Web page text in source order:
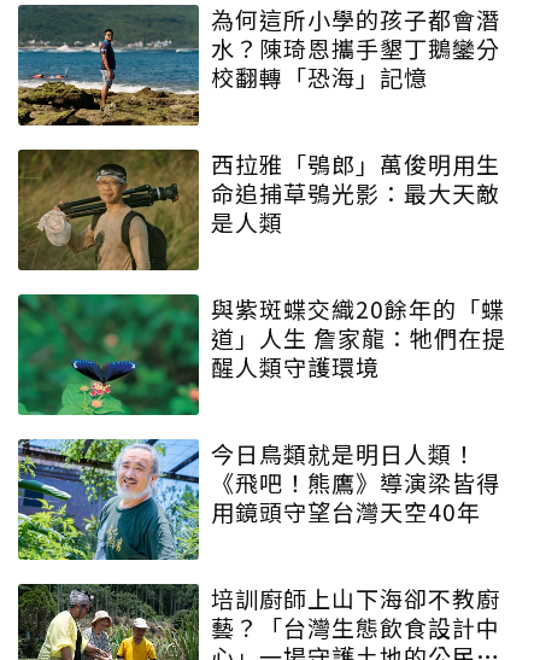
為何這所小學的孩子都會潛
水？陳琦恩攜手墾丁鵝鑾分
校翻轉「恐海」記憶
西拉雅「鴞郎」萬俊明用生
命追捕草鴞光影：最大天敵
是人類
與紫斑蝶交織20餘年的「蝶
道」人生 詹家龍：牠們在提
醒人類守護環境
今日鳥類就是明日人類！
《飛吧！熊鷹》導演梁皆得
用鏡頭守望台灣天空40年
培訓廚師上山下海卻不教廚
藝？「台灣生態飲食設計中